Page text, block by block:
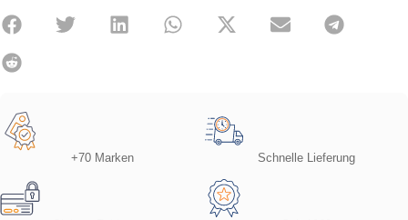
+70 Marken Schnelle Lieferung